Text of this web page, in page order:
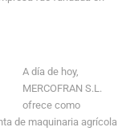
A día de hoy,
MERCOFRAN S.L.
ofrece como
de maquinaria agrícola